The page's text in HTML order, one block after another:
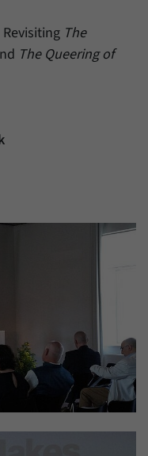
The
The Queering of